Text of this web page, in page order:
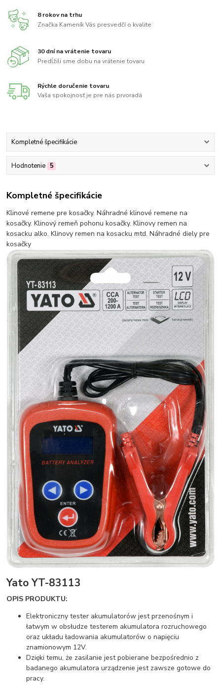
8 rokov na trhu
Značka Kameník Vás presvedčí o kvalite
30 dní na vrátenie tovaru
Predĺžili sme dobu na vrátenie tovaru
Rýchle doručenie tovaru
Vaša spokojnosť je pre nás prvoradá
Kompletné špecifikácie
Hodnotenie 5
Kompletné špecifikácie
Klinové remene pre kosačky. Náhradné klinové remene na
kosačky. Klinový remeň pohonu kosačky. Klinovy remen na
kosacku alko. Klinovy remen na kosacku mtd. Náhradné diely pre
kosačky
Yato YT-83113
OPIS PRODUKTU:
Elektroniczny tester akumulatorów jest przenośnym i
łatwym w obsłudze testerem akumulatora rozruchowego
oraz układu ładowania akumulatorów o napięciu
znamionowym 12V.
Dzięki temu, że zasilanie jest pobierane bezpośrednio z
badanego akumulatora urządzenie jest zawsze gotowe do
pracy.